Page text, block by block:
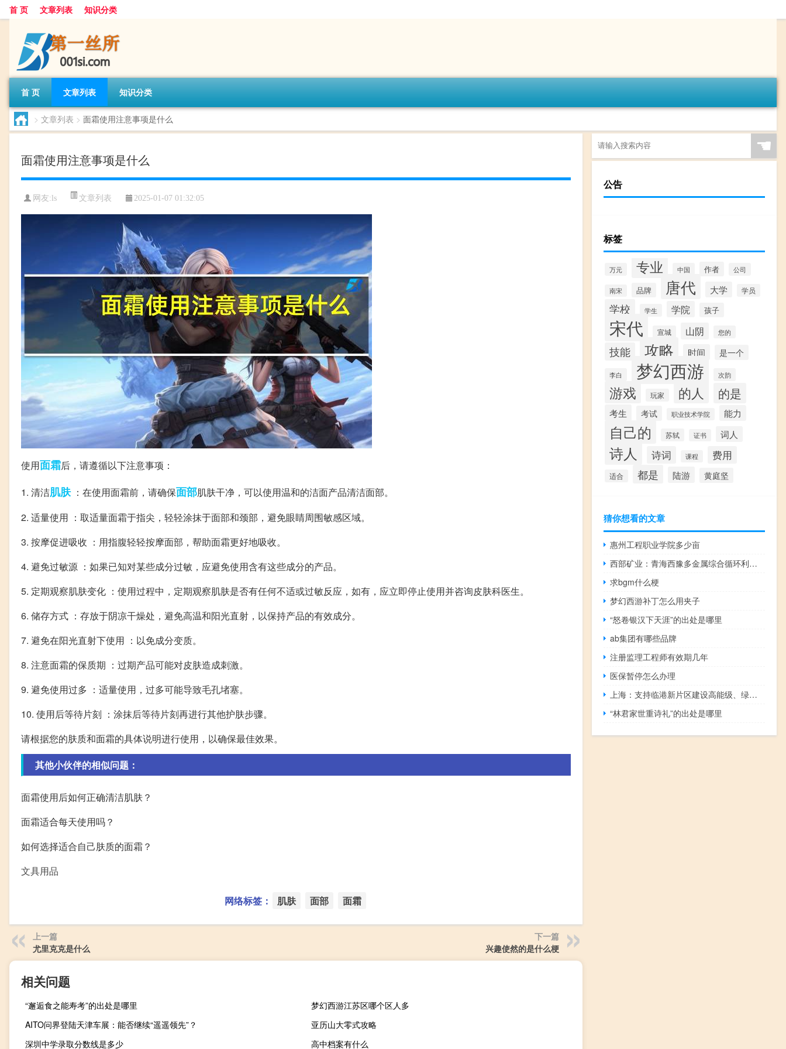
首 页 文章列表 知识分类
首 页 文章列表 知识分类
> 文章列表 > 面霜使用注意事项是什么
面霜使用注意事项是什么
网友: ls 文章列表 2025-01-07 01:32:05
使用面霜后，请遵循以下注意事项：
1. 清洁肌肤：在使用面霜前，请确保面部肌肤干净，可以使用温和的洁面产品清洁面部。
2. 适量使用 ：取适量面霜于指尖，轻轻涂抹于面部和颈部，避免眼睛周围敏感区域。
3. 按摩促进吸收 ：用指腹轻轻按摩面部，帮助面霜更好地吸收。
4. 避免过敏源 ：如果已知对某些成分过敏，应避免使用含有这些成分的产品。
5. 定期观察肌肤变化 ：使用过程中，定期观察肌肤是否有任何不适或过敏反应，如有，应立即停止使用并咨询皮肤科医生。
6. 储存方式 ：存放于阴凉干燥处，避免高温和阳光直射，以保持产品的有效成分。
7. 避免在阳光直射下使用 ：以免成分变质。
8. 注意面霜的保质期 ：过期产品可能对皮肤造成刺激。
9. 避免使用过多 ：适量使用，过多可能导致毛孔堵塞。
10. 使用后等待片刻 ：涂抹后等待片刻再进行其他护肤步骤。
请根据您的肤质和面霜的具体说明进行使用，以确保最佳效果。
其他小伙伴的相似问题：
面霜使用后如何正确清洁肌肤？
面霜适合每天使用吗？
如何选择适合自己肤质的面霜？
文具用品
网络标签： 肌肤 面部 面霜
上一篇
尤里克克是什么
下一篇
兴趣使然的是什么梗
相关问题
“邂逅食之能寿考”的出处是哪里
梦幻西游江苏区哪个区人多
AITO问界登陆天津车展：能否继续“遥遥领先”？
亚历山大零式攻略
深圳中学录取分数线是多少
高中档案有什么
☚
公告
标签
万元 专业 中国 作者 公司
南宋 品牌 唐代 大学 学员
学校 学生 学院 孩子
宋代 宣城 山阴 您的
技能 攻略 时间 是一个
李白 梦幻西游 次韵
游戏 玩家 的人 的是
考生 考试 职业技术学院 能力
自己的 苏轼 证书 词人
诗人 诗词 课程 费用
适合 都是 陆游 黄庭坚
猜你想看的文章
惠州工程职业学院多少亩
西部矿业：青海西豫多金属综合循环利用及环保升级改造项目计划于2024年年中建成投产
求bgm什么梗
梦幻西游补丁怎么用夹子
“怒卷银汉下天涯”的出处是哪里
ab集团有哪些品牌
注册监理工程师有效期几年
医保暂停怎么办理
上海：支持临港新片区建设高能级、绿色低碳的数据中心 加快建设国际数据港
“林君家世重诗礼”的出处是哪里